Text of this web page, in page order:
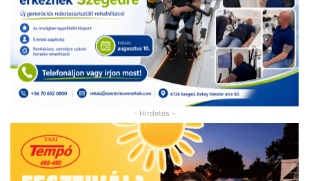
- Hirdetés -